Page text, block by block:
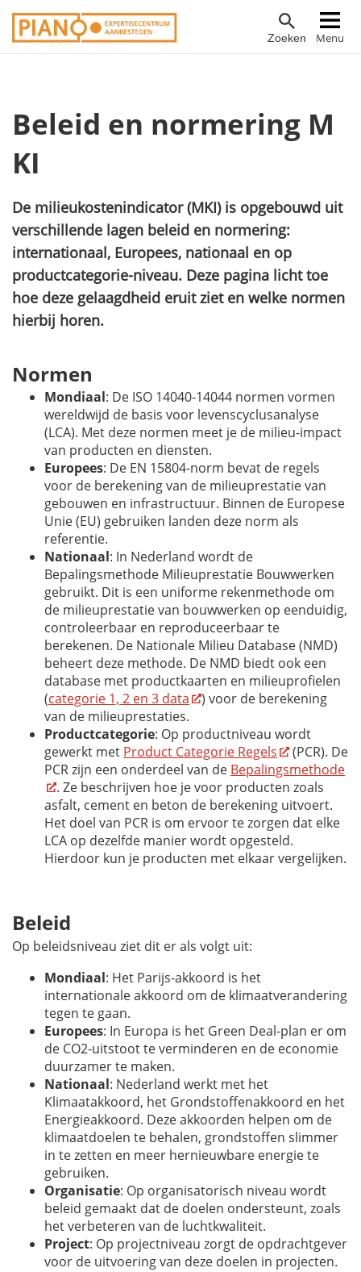
Overslaan
en
gaan
Zoeken Menu
Hoofdnavigatie
Beleid en normering M
KI
De milieukostenindicator (MKI) is opgebouwd uit
verschillende lagen beleid en normering:
internationaal, Europees, nationaal en op
productcategorie-niveau. Deze pagina licht toe
hoe deze gelaagdheid eruit ziet en welke normen
hierbij horen.
Normen
Mondiaal: De ISO 14040-14044 normen vormen
wereldwijd de basis voor levenscyclusanalyse
(LCA). Met deze normen meet je de milieu-impact
van producten en diensten.
Europees: De EN 15804-norm bevat de regels
voor de berekening van de milieuprestatie van
gebouwen en infrastructuur. Binnen de Europese
Unie (EU) gebruiken landen deze norm als
referentie.
Nationaal: In Nederland wordt de
Bepalingsmethode Milieuprestatie Bouwwerken
gebruikt. Dit is een uniforme rekenmethode om
de milieuprestatie van bouwwerken op eenduidig,
controleerbaar en reproduceerbaar te
berekenen. De Nationale Milieu Database (NMD)
beheert deze methode. De NMD biedt ook een
database met productkaarten en milieuprofielen
(categorie 1, 2 en 3 data
) voor de berekening
van de milieuprestaties.
Productcategorie: Op productniveau wordt
gewerkt met Product Categorie Regels
(PCR). De
PCR zijn een onderdeel van de Bepalingsmethode
. Ze beschrijven hoe je voor producten zoals
asfalt, cement en beton de berekening uitvoert.
Het doel van PCR is om ervoor te zorgen dat elke
LCA op dezelfde manier wordt opgesteld.
Hierdoor kun je producten met elkaar vergelijken.
Beleid
Op beleidsniveau ziet dit er als volgt uit:
Mondiaal: Het Parijs-akkoord is het
internationale akkoord om de klimaatverandering
tegen te gaan.
Europees: In Europa is het Green Deal-plan er om
de CO2-uitstoot te verminderen en de economie
duurzamer te maken.
Nationaal: Nederland werkt met het
Klimaatakkoord, het Grondstoffenakkoord en het
Energieakkoord. Deze akkoorden helpen om de
klimaatdoelen te behalen, grondstoffen slimmer
in te zetten en meer hernieuwbare energie te
gebruiken.
Organisatie: Op organisatorisch niveau wordt
beleid gemaakt dat de doelen ondersteunt, zoals
het verbeteren van de luchtkwaliteit.
Project: Op projectniveau zorgt de opdrachtgever
voor de uitvoering van deze doelen in projecten.